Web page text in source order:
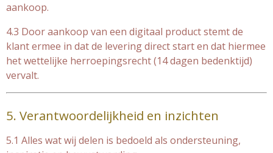
aankoop.
4.3 Door aankoop van een digitaal product stemt de
klant ermee in dat de levering direct start en dat hiermee
het wettelijke herroepingsrecht (14 dagen bedenktijd)
vervalt.
5. Verantwoordelijkheid en inzichten
5.1 Alles wat wij delen is bedoeld als ondersteuning,